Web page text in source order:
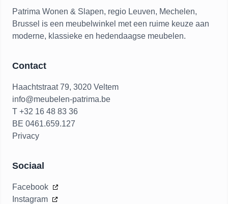
Patrima Wonen & Slapen, regio Leuven, Mechelen,
Brussel is een meubelwinkel met een ruime keuze aan
moderne, klassieke en hedendaagse meubelen.
Contact
Haachtstraat 79, 3020 Veltem
info@meubelen-patrima.be
T +32 16 48 83 36
BE 0461.659.127
Privacy
Sociaal
Facebook
Instagram